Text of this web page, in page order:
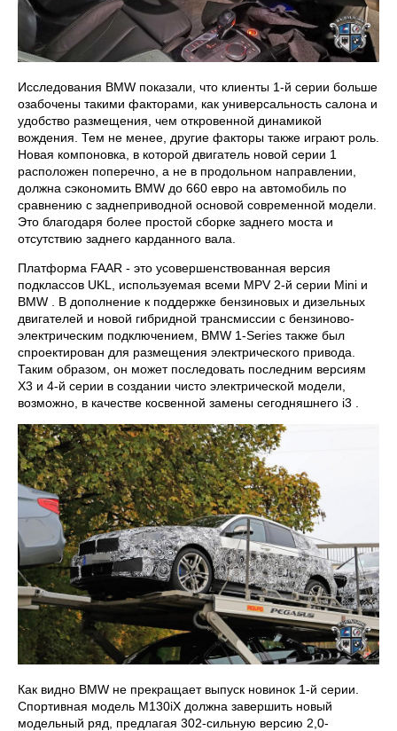
Исследования BMW показали, что клиенты 1-й серии больше
озабочены такими факторами, как универсальность салона и
удобство размещения, чем откровенной динамикой
вождения. Тем не менее, другие факторы также играют роль.
Новая компоновка, в которой двигатель новой серии 1
расположен поперечно, а не в продольном направлении,
должна сэкономить BMW до 660 евро на автомобиль по
сравнению с заднеприводной основой современной модели.
Это благодаря более простой сборке заднего моста и
отсутствию заднего карданного вала.
Платформа FAAR - это усовершенствованная версия
подклассов UKL, используемая всеми MPV 2-й серии Mini и
BMW . В дополнение к поддержке бензиновых и дизельных
двигателей и новой гибридной трансмиссии с бензиново-
электрическим подключением, BMW 1-Series также был
спроектирован для размещения электрического привода.
Таким образом, он может последовать последним версиям
X3 и 4-й серии в создании чисто электрической модели,
возможно, в качестве косвенной замены сегодняшнего i3 .
Как видно BMW не прекращает выпуск новинок 1-й серии.
Спортивная модель M130iX должна завершить новый
модельный ряд, предлагая 302-сильную версию 2,0-